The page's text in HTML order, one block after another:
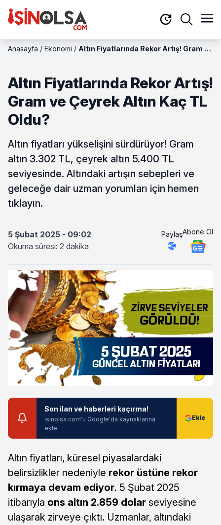
Anasayfa / Ekonomi / Altın Fiyatlarında Rekor Artış! Gram ve
Altın Fiyatlarında Rekor Artış!
Gram ve Çeyrek Altın Kaç TL
Oldu?
Altın fiyatları yükselişini sürdürüyor! Gram
altın 3.302 TL, çeyrek altın 5.400 TL
seviyesinde. Altındaki artışın sebepleri ve
geleceğe dair uzman yorumları için hemen
tıklayın.
5 Şubat 2025 - 09:02
Okuma süresi: 2 dakika
PaylaşAbone Ol
Son ilan ve haberleri kaçırma!
isinolsa.com'u Google'da kaynaklarına
ekle
Altın fiyatları, küresel piyasalardaki
belirsizlikler nedeniyle rekor üstüne rekor
kırmaya devam ediyor. 5 Şubat 2025
itibarıyla ons altın 2.859 dolar seviyesine
ulaşarak zirveye çıktı. Uzmanlar, altındaki